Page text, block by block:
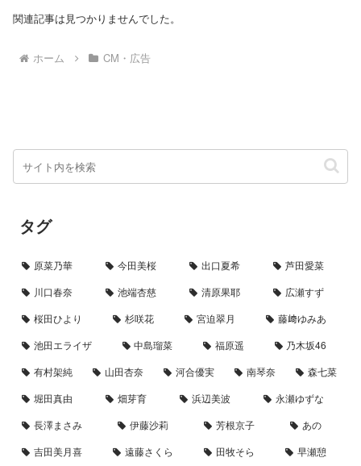
関連記事は見つかりませんでした。
ホーム CM・広告
タグ
原菜乃華 今田美桜 出口夏希
芦田愛菜
川口春奈
池端杏慈 清原果耶
広瀬すず
桜田ひより
杉咲花 宮迫翠月
藤﨑ゆみあ
池田エライザ
中島瑠菜 福原遥
乃木坂46
有村架純
山田杏奈 河合優実 南琴奈
森七菜
堀田真由
畑芽育 浜辺美波
永瀬ゆずな
長澤まさみ
伊藤沙莉 芳根京子
あの
吉田美月喜
遠藤さくら 田牧そら
早瀬憩